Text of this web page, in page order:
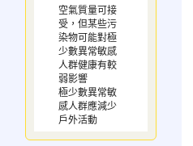
空氣質量可接
受，但某些污
染物可能對極
少數異常敏感
人群健康有較
弱影響
極少數異常敏
感人群應減少
戶外活動